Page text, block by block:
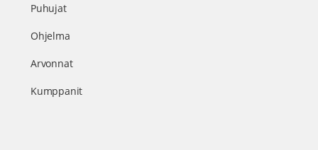
Puhujat
Ohjelma
Arvonnat
Kumppanit